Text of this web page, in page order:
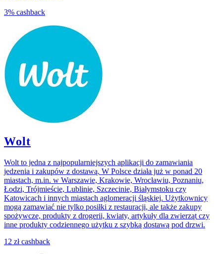
3% cashback
Wolt
Wolt to jedna z najpopularniejszych aplikacji do zamawiania
jedzenia i zakupów z dostawą. W Polsce działa już w ponad 20
miastach, m.in. w Warszawie, Krakowie, Wrocławiu, Poznaniu,
Łodzi, Trójmieście, Lublinie, Szczecinie, Białymstoku czy
Katowicach i innych miastach aglomeracji śląskiej. Użytkownicy
mogą zamawiać nie tylko posiłki z restauracji, ale także zakupy
spożywcze, produkty z drogerii, kwiaty, artykuły dla zwierząt czy
inne produkty codziennego użytku z szybką dostawą pod drzwi.
12 złcashback